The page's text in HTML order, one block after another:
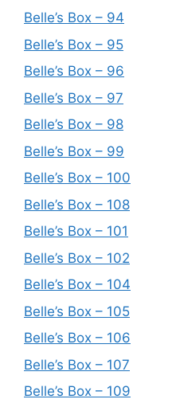
Belle’s Box – 94
Belle’s Box – 95
Belle’s Box – 96
Belle’s Box – 97
Belle’s Box – 98
Belle’s Box – 99
Belle’s Box – 100
Belle’s Box – 108
Belle’s Box – 101
Belle’s Box – 102
Belle’s Box – 104
Belle’s Box – 105
Belle’s Box – 106
Belle’s Box – 107
Belle’s Box – 109